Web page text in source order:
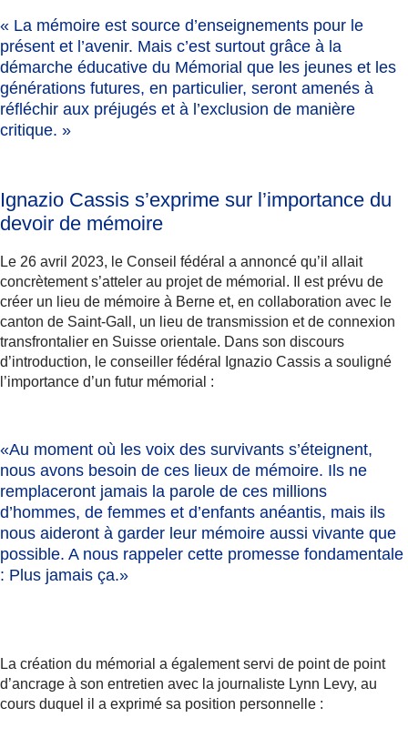
« La mémoire est source d’enseignements pour le
présent et l’avenir. Mais c’est surtout grâce à la
démarche éducative du Mémorial que les jeunes et les
générations futures, en particulier, seront amenés à
réfléchir aux préjugés et à l’exclusion de manière
critique. »
Ignazio Cassis s’exprime sur l’importance du
devoir de mémoire
Le 26 avril 2023, le Conseil fédéral a annoncé qu’il allait
concrètement s’atteler au projet de mémorial. Il est prévu de
créer un lieu de mémoire à Berne et, en collaboration avec le
canton de Saint-Gall, un lieu de transmission et de connexion
transfrontalier en Suisse orientale. Dans son discours
d’introduction, le conseiller fédéral Ignazio Cassis a souligné
l’importance d’un futur mémorial :
«Au moment où les voix des survivants s’éteignent,
nous avons besoin de ces lieux de mémoire. Ils ne
remplaceront jamais la parole de ces millions
d’hommes, de femmes et d’enfants anéantis, mais ils
nous aideront à garder leur mémoire aussi vivante que
possible. A nous rappeler cette promesse fondamentale
: Plus jamais ça.»
La création du mémorial a également servi de point de point
d’ancrage à son entretien avec la journaliste Lynn Levy, au
cours duquel il a exprimé sa position personnelle :